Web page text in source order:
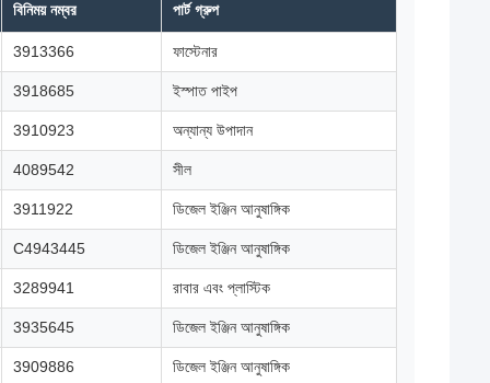
বিনিময় নম্বর পার্ট গ্রুপ
3913366 ফাস্টেনার
3918685 ইস্পাত পাইপ
3910923 অন্যান্য উপাদান
4089542 সীল
3911922 ডিজেল ইঞ্জিন আনুষাঙ্গিক
C4943445 ডিজেল ইঞ্জিন আনুষাঙ্গিক
3289941 রাবার এবং প্লাস্টিক
3935645 ডিজেল ইঞ্জিন আনুষাঙ্গিক
3909886 ডিজেল ইঞ্জিন আনুষাঙ্গিক